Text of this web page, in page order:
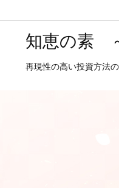
知恵の素
再現性の高い投資方法